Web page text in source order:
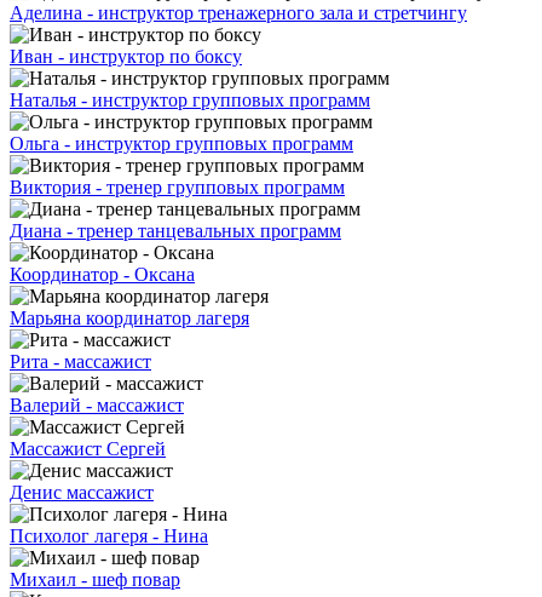
Аделина - инструктор тренажерного зала и стретчингу
Иван - инструктор по боксу
Наталья - инструктор групповых программ
Ольга - инструктор групповых программ
Виктория - тренер групповых программ
Диана - тренер танцевальных программ
Координатор - Оксана
Марьяна координатор лагеря
Рита - массажист
Валерий - массажист
Массажист Сергей
Денис массажист
Психолог лагеря - Нина
Михаил - шеф повар